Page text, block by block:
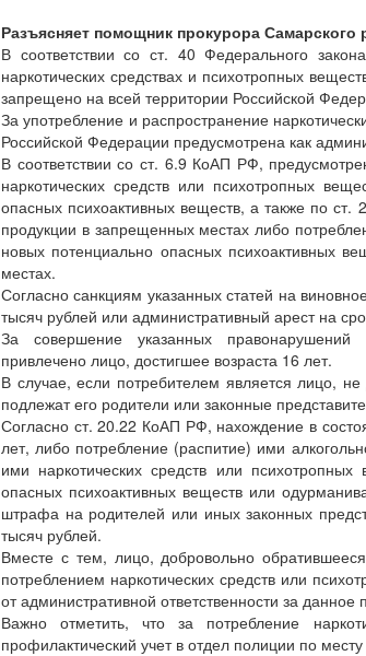
Разъясняет помощник прокурора
В соответствии со ст. 40 Федерального
наркотических средствах и психотропных
запрещено на всей территории Российской
За употребление и распространение
Российской Федерации предусмотрена как
В соответствии со ст. 6.9 КоАП РФ,
наркотических средств или психотропных
опасных психоактивных веществ, а также по
продукции в запрещенных местах либо
новых потенциально опасных психоактивных
местах.
Согласно санкциям указанных статей на
тысяч рублей или административный арест на
За совершение указанных правонарушений
привлечено лицо, достигшее возраста 16 лет.
В случае, если потребителем является лицо, не
подлежат его родители или законные
Согласно ст. 20.22 КоАП РФ, нахождение в
лет, либо потребление (распитие) ими
ими наркотических средств или
опасных психоактивных веществ или
штрафа на родителей или иных законных
тысяч рублей.
Вместе с тем, лицо, добровольно
потреблением наркотических средств или
от административной ответственности за
Важно отметить, что за потребление
профилактический учет в отдел полиции по месту